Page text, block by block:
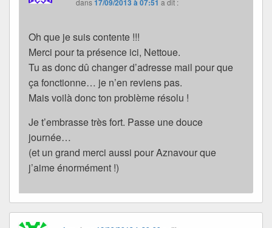
Oh que je suis contente !!!
Merci pour ta présence ici, Nettoue.
Tu as donc dû changer d’adresse mail pour que
ça fonctionne… je n’en reviens pas.
Mais voilà donc ton problème résolu !
Je t’embrasse très fort. Passe une douce
journée…
(et un grand merci aussi pour Aznavour que
j’aime énormément !)